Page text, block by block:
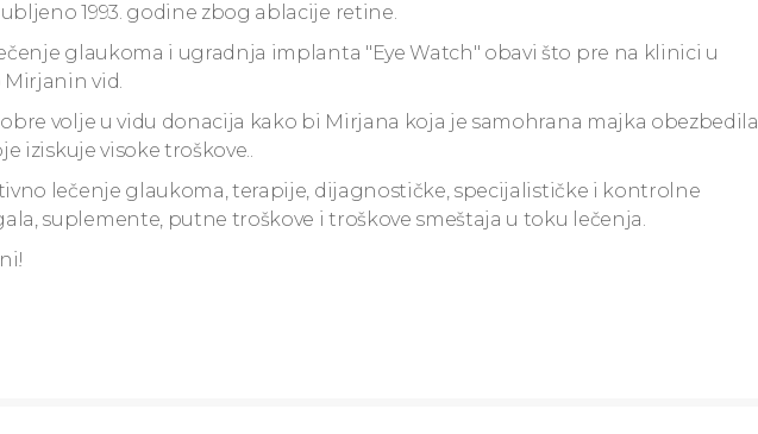
1993. godine zbog ablacije retine.
glaukoma i ugradnja implanta "Eye Watch" obavi što pre na klinici u
Mirjanin vid.
volje u vidu donacija kako bi Mirjana koja je samohrana majka obezbedila
iziskuje visoke troškove..
lečenje glaukoma, terapije, dijagnostičke, specijalističke i kontrolne
suplemente, putne troškove i troškove smeštaja u toku lečenja.